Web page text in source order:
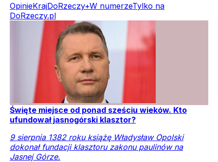
OpinieKrajDoRzeczy+W numerzeTylko na
DoRzeczy.pl
Święte miejsce od ponad sześciu wieków. Kto
ufundował jasnogórski klasztor?
9 sierpnia 1382 roku książę Władysław Opolski
dokonał fundacji klasztoru zakonu paulinów na
Jasnej Górze.